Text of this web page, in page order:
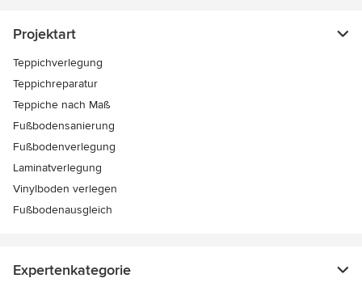
Projektart
Teppichverlegung
Teppichreparatur
Teppiche nach Maß
Fußbodensanierung
Fußbodenverlegung
Laminatverlegung
Vinylboden verlegen
Fußbodenausgleich
Expertenkategorie